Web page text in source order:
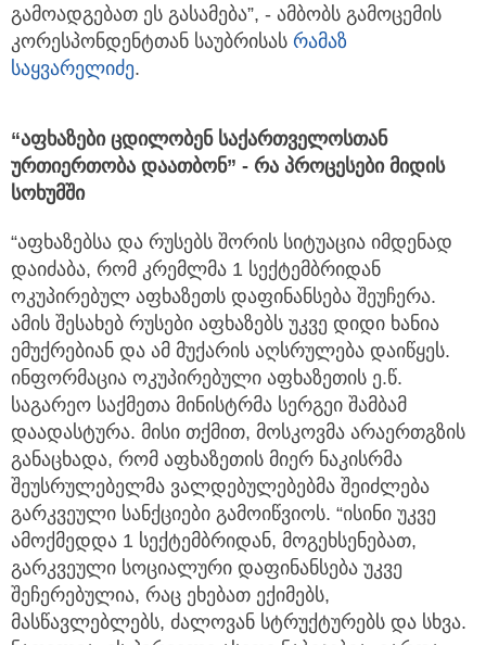
გამოადგებათ ეს გასამება”, - ამბობს გამოცემის
კორესპონდენტთან საუბრისას რამაზ
საყვარელიძე.
“აფხაზები ცდილობენ საქართველოსთან
ურთიერთობა დაათბონ” - რა პროცესები მიდის
სოხუმში
“აფხაზებსა და რუსებს შორის სიტუაცია იმდენად
დაიძაბა, რომ კრემლმა 1 სექტემბრიდან
ოკუპირებულ აფხაზეთს დაფინანსება შეუჩერა.
ამის შესახებ რუსები აფხაზებს უკვე დიდი ხანია
ემუქრებიან და ამ მუქარის აღსრულება დაიწყეს.
ინფორმაცია ოკუპირებული აფხაზეთის ე.წ.
საგარეო საქმეთა მინისტრმა სერგეი შამბამ
დაადასტურა. მისი თქმით, მოსკოვმა არაერთგზის
განაცხადა, რომ აფხაზეთის მიერ ნაკისრმა
შეუსრულებელმა ვალდებულებებმა შეიძლება
გარკვეული სანქციები გამოიწვიოს. “ისინი უკვე
ამოქმედდა 1 სექტემბრიდან, მოგეხსენებათ,
გარკვეული სოციალური დაფინანსება უკვე
შეჩერებულია, რაც ეხებათ ექიმებს,
მასწავლებლებს, ძალოვან სტრუქტურებს და სხვა.